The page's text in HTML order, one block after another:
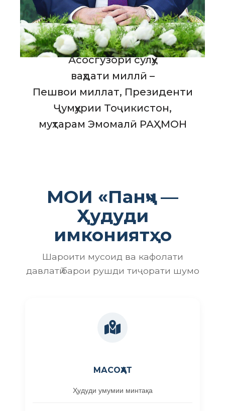
Асосгузори сулҳу
ваҳдати миллӣ –
Пешвои миллат, Президенти
Ҷумҳурии Тоҷикистон,
муҳтарам Эмомалӣ РАҲМОН
МОИ «Панҷ» —
Ҳудуди
имкониятҳо
Шароити мусоид ва кафолати
давлатӣ барои рушди тиҷорати шумо
МАСОҲАТ
Ҳудуди умумии минтақа